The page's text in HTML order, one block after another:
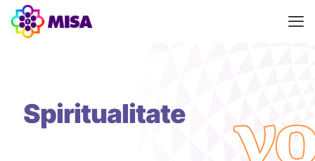
Spiritualitate